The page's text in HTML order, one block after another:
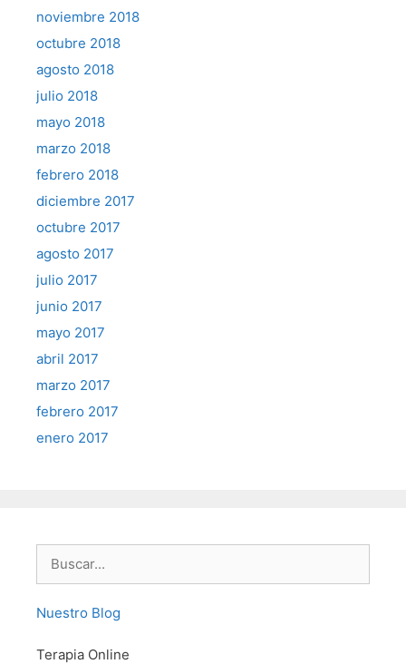
noviembre 2018
octubre 2018
agosto 2018
julio 2018
mayo 2018
marzo 2018
febrero 2018
diciembre 2017
octubre 2017
agosto 2017
julio 2017
junio 2017
mayo 2017
abril 2017
marzo 2017
febrero 2017
enero 2017
Nuestro Blog
Terapia Online